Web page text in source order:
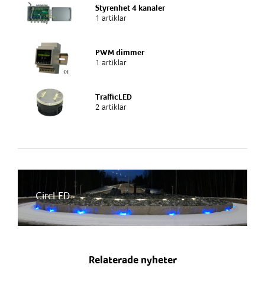
Styrenhet 4 kanaler
1 artiklar
PWM dimmer
1 artiklar
TrafficLED
2 artiklar
CircLED
Relaterade nyheter